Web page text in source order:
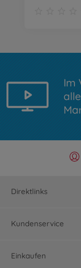
Im
Direktlinks
Kundenservice
Einkaufen